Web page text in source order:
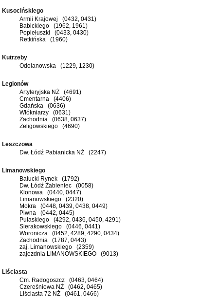
Kusocińskiego
Armii Krajowej (0432, 0431)
Babickiego (1962, 1961)
Popiełuszki (0433, 0430)
Retkińska (1960)
Kutrzeby
Odolanowska (1229, 1230)
Legionów
Artyleryjska NŻ (4691)
Cmentarna (4406)
Gdańska (0636)
Włókniarzy (0631)
Zachodnia (0638, 0637)
Żeligowskiego (4690)
Leszczowa
Dw. Łódź Pabianicka NŻ (2247)
Limanowskiego
Bałucki Rynek (1792)
Dw. Łódź Żabieniec (0058)
Klonowa (0440, 0447)
Limanowskiego (2320)
Mokra (0448, 0439, 0438, 0449)
Piwna (0442, 0445)
Pułaskiego (4292, 0436, 0450, 4291)
Sierakowskiego (0446, 0441)
Woronicza (0452, 4289, 4290, 0434)
Zachodnia (1787, 0443)
zaj. Limanowskiego (2359)
zajezdnia LIMANOWSKIEGO (9013)
Liściasta
Cm. Radogoszcz (0463, 0464)
Czereśniowa NŻ (0462, 0465)
Liściasta 72 NŻ (0461, 0466)